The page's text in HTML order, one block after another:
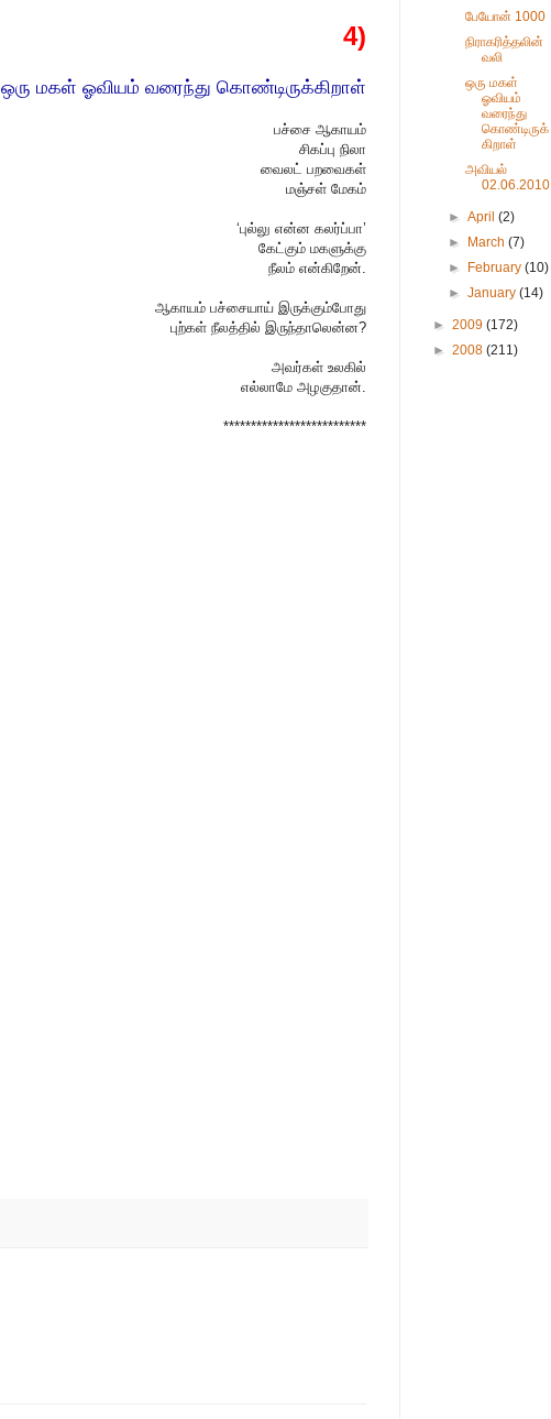
4)
ஒரு மகள் ஓவியம் வரைந்து கொண்டிருக்கிறாள்
பச்சை ஆகாயம்
சிகப்பு நிலா
வைலட் பறவைகள்
மஞ்சள் மேகம்
‘புல்லு என்ன கலர்ப்பா’
கேட்கும் மகளுக்கு
நீலம் என்கிறேன்.
ஆகாயம் பச்சையாய் இருக்கும்போது
புற்கள் நீலத்தில் இருந்தாலென்ன?
அவர்கள் உலகில்
எல்லாமே அழகுதான்.
**************************
பேயோன் 1000
நிராகரித்தலின்
வலி
ஒரு மகள்
ஓவியம்
வரைந்து
கொண்டிருக்
கிறாள்
அவியல்
02.06.2010
►April(2)
►
March(7)
►
February(10)
►January(14)
► 2009 (172)
► 2008 (211)